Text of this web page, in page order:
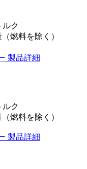
ルク
燃料を除く）
製品詳細
ルク
燃料を除く）
製品詳細